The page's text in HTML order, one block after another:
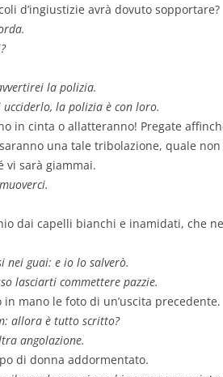
d’ingiustizie avrà dovuto sopportare?
la polizia.
ucciderlo, la polizia è con loro.
in cinta o allatteranno! Pregate
una tale tribolazione, quale
vi sarà giammai.
dai capelli bianchi e inamidati, che
nei guai: e io lo salverò.
lasciarti commettere pazzie.
mano le foto di un’uscita precedente.
allora è tutto scritto?
angolazione.
di donna addormentato.